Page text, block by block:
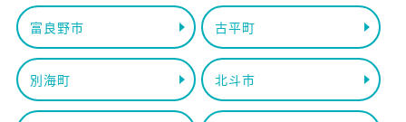
富良野市 古平町
別海町 北斗市